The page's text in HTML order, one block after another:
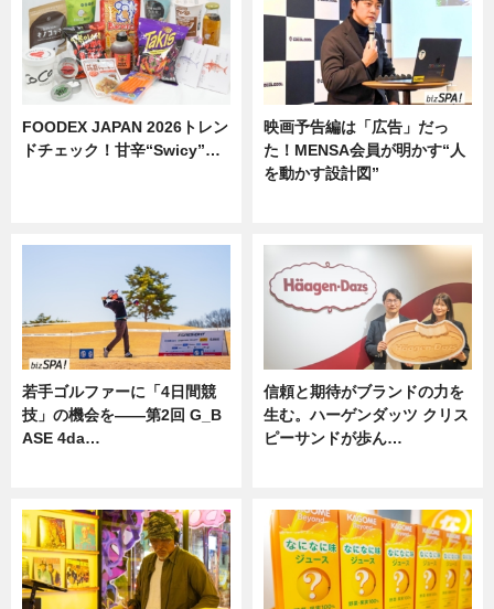
FOODEX JAPAN 2026トレン
ドチェック！甘辛“Swicy”…
映画予告編は「広告」だっ
た！MENSA会員が明かす“人
を動かす設計図”
若手ゴルファーに「4日間競
技」の機会を——第2回 G_B
ASE 4da…
信頼と期待がブランドの力を
生む。ハーゲンダッツ クリス
ピーサンドが歩ん…